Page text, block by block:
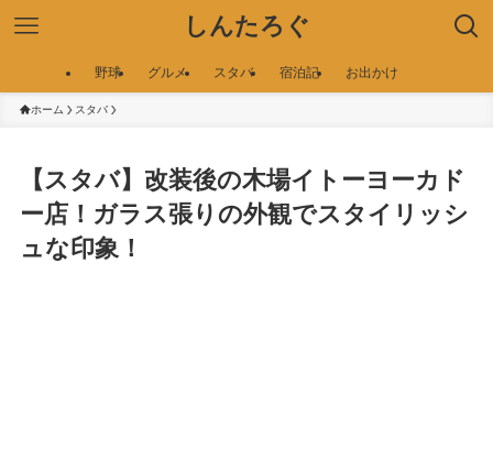
しんたろぐ
野球 グルメ スタバ 宿泊記 お出かけ
ホーム スタバ
【スタバ】改装後の木場イトーヨーカド
ー店！ガラス張りの外観でスタイリッシ
ュな印象！